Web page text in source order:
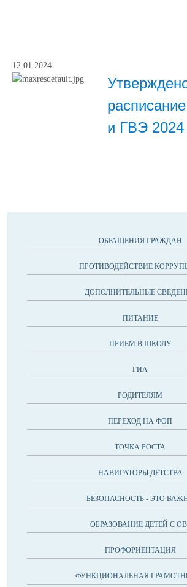
12.01.2024
и ГВЭ 2024
ОБРАЩЕНИЯ ГРАЖДАН
ПРОТИВОДЕЙСТВИЕ
ДОПОЛНИТЕЛЬНЫЕ
ПИТАНИЕ
ПРИЕМ В ШКОЛУ
ГИА
РОДИТЕЛЯМ
ПЕРЕХОД НА ФОП
ТОЧКА РОСТА
НАВИГАТОРЫ ДЕТСТВА
БЕЗОПАСНОСТЬ - ЭТО
ОБРАЗОВАНИЕ ДЕТЕЙ С
ПРОФОРИЕНТАЦИЯ
ФУНКЦИОНАЛЬНАЯ